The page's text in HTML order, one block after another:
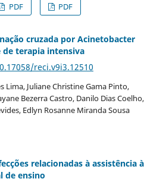
PDF PDF
cruzada por Acinetobacter
terapia intensiva
reci.v9i3.12510
Lima, Juliane Christine Gama Pinto,
Bezerra Castro, Danilo Dias Coelho,
Edlyn Rosanne Miranda Sousa
relacionadas à assistência à
de ensino